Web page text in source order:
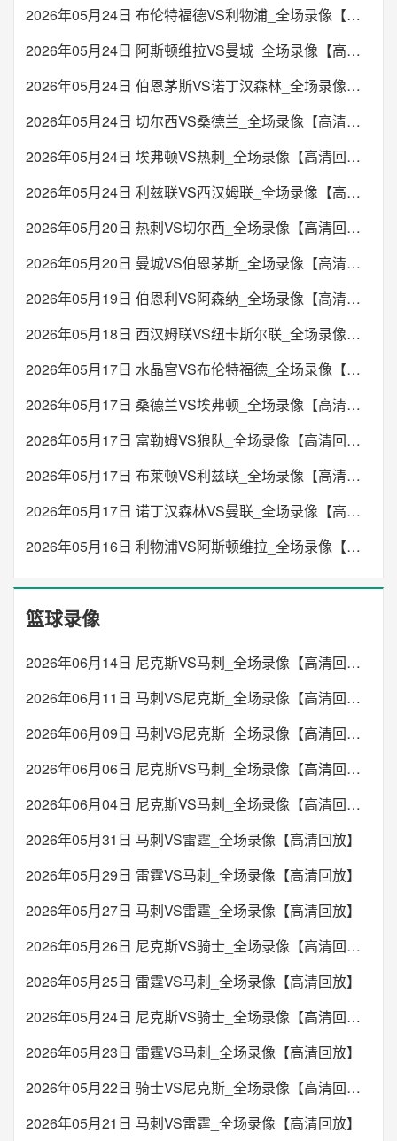
未开始
05:00 哥斯甲
VS
未开始
05:00 厄瓜甲
奥伦斯CS VS 德芬
未开始
05:15 玻利甲
布鲁明 VS 皇家波托斯
未开始
07:30 玻利甲
宾托大学生 VS 东方石油
未开始
阿拉胡埃伦斯 VS 埃雷迪亚诺
埃梅莱克 VS 瓜亚基尔城
未开始
帕尼维斯 VS 维尔纽斯投资
科赫西洛特 VS 萨多图尔松佐达
未开始
斯拉维亚莫兹里 VS 捷尔任斯克兵工厂
艾拉华特 BKMA
23:00 亚美超
未开始
23:00 亚美超
VS FK瓦尼
未开始
00:00 马耳甲
未开始
00:00 马耳甲
未开始
00:00 爱沙甲
潭美卡 VS 诺米联
未开始
01:00 丹麦超
奥胡斯 VS 维堡
未开始
01:30 奥甲
里德 VS 林茨
未开始
02:15 保甲
查洛摩利
未开始
02:30 马耳甲
马沙斯洛克 VS 巴尔灿
未开始
布莱克本 VS 狼队
吉马良斯 葡萄牙体育
2026年05月24日 布伦特福德VS利物浦_全场录像【高清回放】
2026年05月24日 阿斯顿维拉VS曼城_全场录像【高清回放】
2026年05月24日 伯恩茅斯VS诺丁汉森林_全场录像【高清回放】
2026年05月24日 切尔西VS桑德兰_全场录像【高清回放】
2026年05月24日 埃弗顿VS热刺_全场录像【高清回放】
2026年05月24日 利兹联VS西汉姆联_全场录像【高清回放】
2026年05月20日 热刺VS切尔西_全场录像【高清回放】
2026年05月20日 曼城VS伯恩茅斯_全场录像【高清回放】
2026年05月19日 伯恩利VS阿森纳_全场录像【高清回放】
2026年05月18日 西汉姆联VS纽卡斯尔联_全场录像【高清回放】
2026年05月17日 水晶宫VS布伦特福德_全场录像【高清回放】
2026年05月17日 桑德兰VS埃弗顿_全场录像【高清回放】
2026年05月17日 富勒姆VS狼队_全场录像【高清回放】
2026年05月17日 布莱顿VS利兹联_全场录像【高清回放】
2026年05月17日 诺丁汉森林VS曼联_全场录像【高清回放】
2026年05月16日 利物浦VS阿斯顿维拉_全场录像【高清回放】
篮球录像
2026年06月14日 尼克斯VS马刺_全场录像【高清回放】
2026年06月11日 马刺VS尼克斯_全场录像【高清回放】
2026年06月09日 马刺VS尼克斯_全场录像【高清回放】
2026年06月06日 尼克斯VS马刺_全场录像【高清回放】
2026年06月04日 尼克斯VS马刺_全场录像【高清回放】
2026年05月31日 马刺VS雷霆_全场录像【高清回放】
2026年05月29日 雷霆VS马刺_全场录像【高清回放】
2026年05月27日 马刺VS雷霆_全场录像【高清回放】
2026年05月26日 尼克斯VS骑士_全场录像【高清回放】
2026年05月25日 雷霆VS马刺_全场录像【高清回放】
2026年05月24日 尼克斯VS骑士_全场录像【高清回放】
2026年05月23日 雷霆VS马刺_全场录像【高清回放】
2026年05月22日 骑士VS尼克斯_全场录像【高清回放】
2026年05月21日 马刺VS雷霆_全场录像【高清回放】